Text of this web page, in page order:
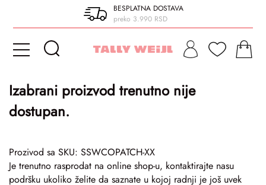
BESPLATNA DOSTAVA
preko 3.990 RSD
Izabrani proizvod trenutno nije
dostupan.
Prozivod sa SKU: SSWCOPATCH-XX
Je trenutno rasprodat na online shop-u, kontaktirajte nasu
podršku ukoliko želite da saznate u kojoj radnji je još uvek